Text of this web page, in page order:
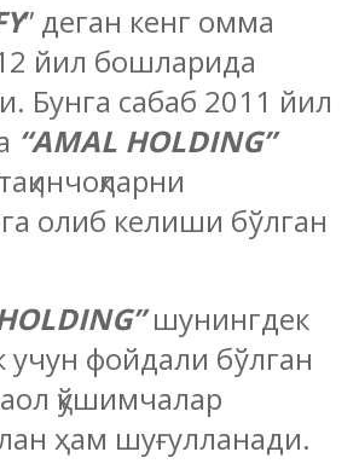
” деган кенг омма
йил бошларида
Бунга сабаб 2011 йил
“AMAL HOLDING”
олиб келиши бўлган
шунингдек
учун фойдали бўлган
қўшимчалар
ҳам шуғулланади.